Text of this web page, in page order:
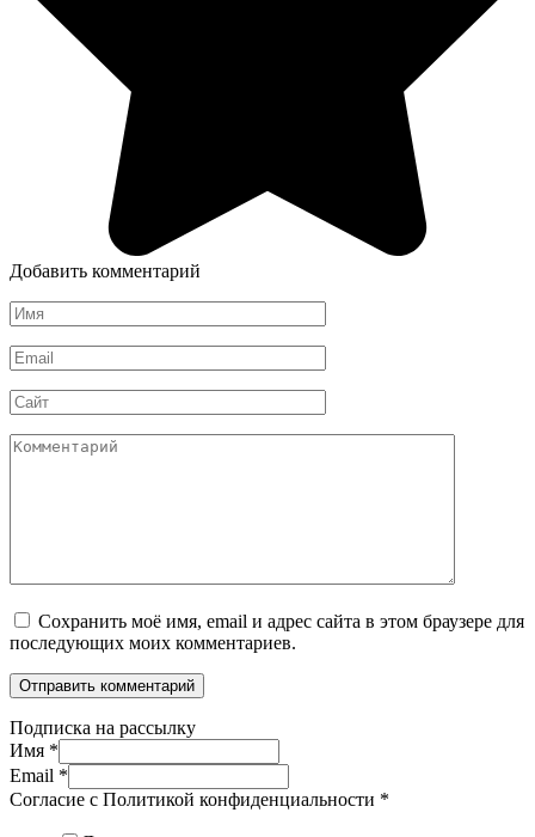
Добавить комментарий
Имя
*
Email
*
Сайт
Комментарий
Сохранить моё имя, email и адрес сайта в этом браузере для
последующих моих комментариев.
Подписка на рассылку
Имя *
Email *
Согласие с Политикой конфиденциальности *